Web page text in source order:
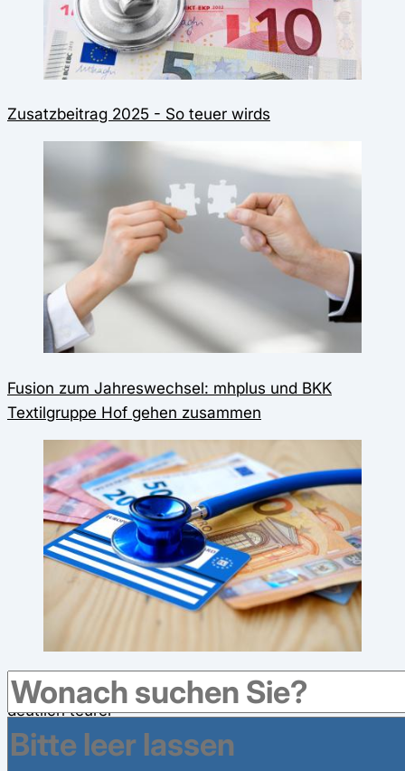
Zusatzbeitrag 2025 - So teuer wirds
Fusion zum Jahreswechsel: mhplus und BKK
Textilgruppe Hof gehen zusammen
Zusatzbeitrag: Siemens Betriebskrankenkasse (SBK)
deutlich teurer